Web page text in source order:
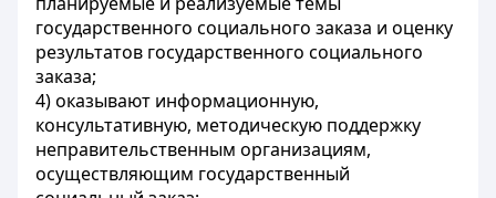
государственного социального заказа и оценку
результатов государственного социального
заказа;
4) оказывают информационную,
консультативную, методическую поддержку
неправительственным организациям,
осуществляющим государственный